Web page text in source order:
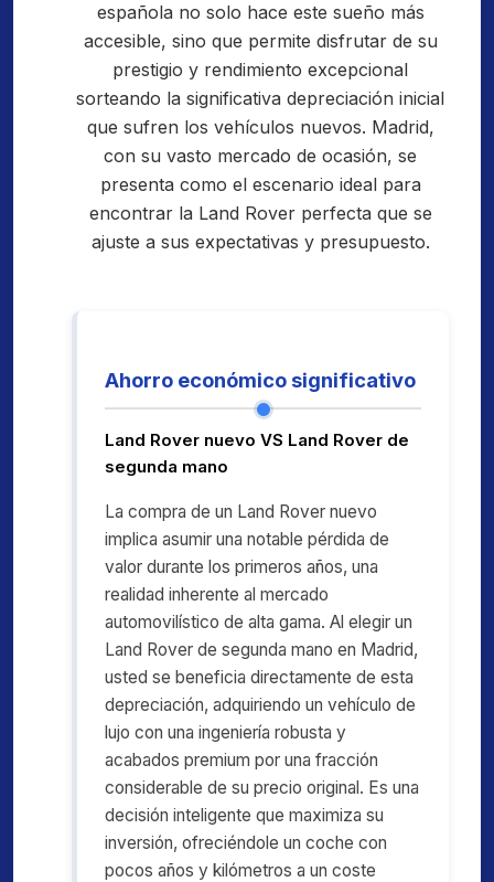
española no solo hace este sueño más
accesible, sino que permite disfrutar de su
prestigio y rendimiento excepcional
sorteando la significativa depreciación inicial
que sufren los vehículos nuevos. Madrid,
con su vasto mercado de ocasión, se
presenta como el escenario ideal para
encontrar la Land Rover perfecta que se
ajuste a sus expectativas y presupuesto.
Ahorro económico significativo
Land Rover nuevo VS Land Rover de
segunda mano
La compra de un Land Rover nuevo
implica asumir una notable pérdida de
valor durante los primeros años, una
realidad inherente al mercado
automovilístico de alta gama. Al elegir un
Land Rover de segunda mano en Madrid,
usted se beneficia directamente de esta
depreciación, adquiriendo un vehículo de
lujo con una ingeniería robusta y
acabados premium por una fracción
considerable de su precio original. Es una
decisión inteligente que maximiza su
inversión, ofreciéndole un coche con
pocos años y kilómetros a un coste